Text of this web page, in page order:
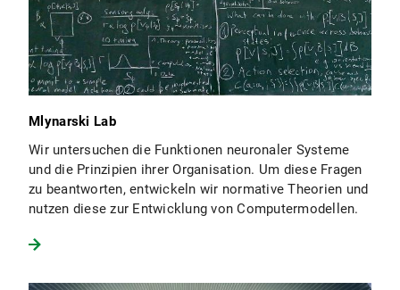
Mlynarski Lab
Wir untersuchen die Funktionen neuronaler Systeme
und die Prinzipien ihrer Organisation. Um diese Fragen
zu beantworten, entwickeln wir normative Theorien und
nutzen diese zur Entwicklung von Computermodellen.